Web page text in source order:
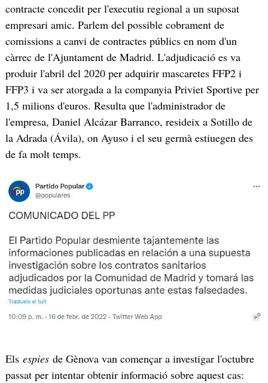
contracte concedit per l'executiu regional a un suposat
empresari amic. Parlem del possible cobrament de
comissions a canvi de contractes públics en nom d'un
càrrec de l'Ajuntament de Madrid. L'adjudicació es va
produir l'abril del 2020 per adquirir mascaretes FFP2 i
FFP3 i va ser atorgada a la companyia Priviet Sportive per
1,5 milions d'euros. Resulta que l'administrador de
l'empresa, Daniel Alcázar Barranco, resideix a Sotillo de
la Adrada (Ávila), on Ayuso i el seu germà estiuegen des
de fa molt temps.
Els espies de Gènova van començar a investigar l'octubre
passat per intentar obtenir informació sobre aquest cas: